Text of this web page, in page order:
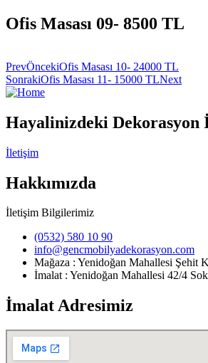
Ofis Masası 09- 8500 TL
PrevÖncekiOfis Masası 10- 24000 TL
SonrakiOfis Masası 11- 15000 TLNext
Hayalinizdeki
İletişim
Hakkımızda
İletişim Bilgilerimiz
(0532) 580 10 90
info@gencmobilyadekorasyon.com
Mağaza : Yenidoğan Mahallesi Şehit
İmalat : Yenidoğan Mahallesi 42/4
İmalat Adresimiz